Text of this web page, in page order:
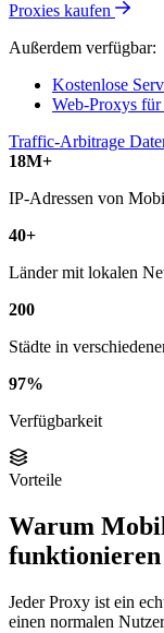
Proxies kaufen
Außerdem verfügbar:
Kostenlose
Web-Proxys
Traffic-Arbitrage
18M+
IP-Adressen von
40+
Länder mit lokalen
200
Städte in
97%
Verfügbarkeit
Vorteile
Warum
funktionieren
Jeder Proxy ist ein
einen normalen